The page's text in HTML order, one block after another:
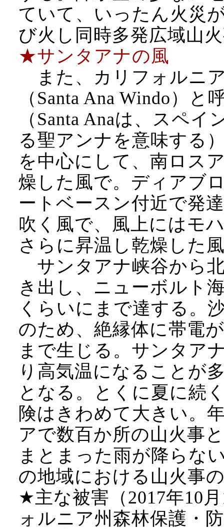
ていて、いったん火災
び火し同時多発広域山
★サンタアナの風
また、カリフォルニ
（Santa Ana Windo）
（Santa Anaは、スペ
る聖アンナを意味する
を中心にして、南ロス
燥した風で。ディアブ
ートベースン付近で発
吹く風で、風上にはモ
さらに昇温し乾燥した
サンタアナ峡谷から
き出し、ニューボルト
くらいにまで達する。
のため、絶縁体に帯電
まで生じる。サンタア
り高気温になることが
となる。とくに夏に続
険はきわめて大きい。
アで数百か所の山火事
まとまった雨が降らな
の地域における山火事
★主な被害（2017年10
ォルニア州森林保護・